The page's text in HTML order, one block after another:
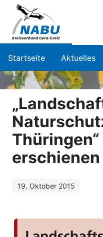
Startseite Aktuelles
erschienen
19. Oktober 2015